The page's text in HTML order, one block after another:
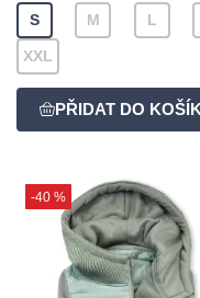
S M L
XXL
-40 %